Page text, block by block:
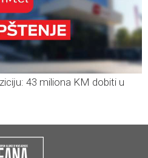
43 miliona KM dobiti u